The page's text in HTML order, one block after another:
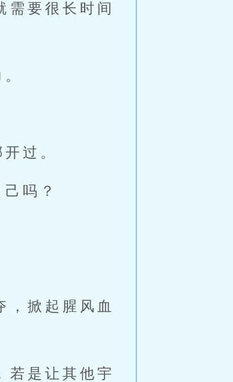
需要很长时间
过。
吗？
，掀起腥风血
若是让其他宇